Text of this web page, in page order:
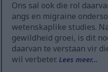
Ons sal ook die rol
angs en migraine
wetenskaplike studies.
gewildheid groei, is dit
daarvan te verstaan vir
wil verbeter.Lees meer...